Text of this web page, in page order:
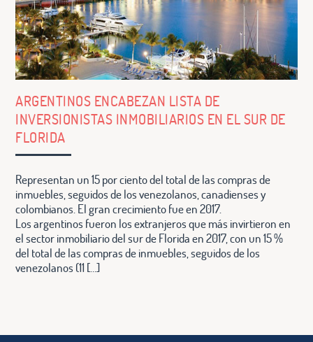
ARGENTINOS ENCABEZAN LISTA DE
INVERSIONISTAS INMOBILIARIOS EN EL SUR DE
FLORIDA
Representan un 15 por ciento del total de las compras de
inmuebles, seguidos de los venezolanos, canadienses y
colombianos. El gran crecimiento fue en 2017.
Los argentinos fueron los extranjeros que más invirtieron en
el sector inmobiliario del sur de Florida en 2017, con un 15 %
del total de las compras de inmuebles, seguidos de los
venezolanos (11 […]